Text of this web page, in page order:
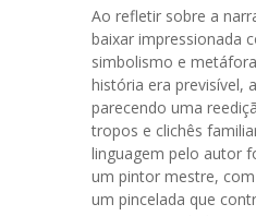
Ao refletir sobre a
baixar impressionada
simbolismo e
história era previsível,
parecendo uma
tropos e clichês
linguagem pelo autor
um pintor mestre,
um pincelada que